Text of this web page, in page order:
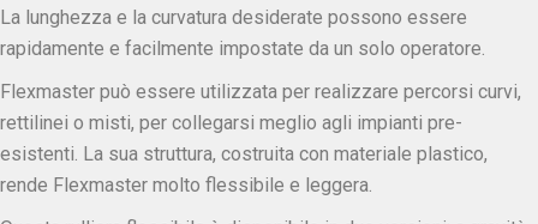
La lunghezza e la curvatura desiderate possono essere
rapidamente e facilmente impostate da un solo operatore.
Flexmaster può essere utilizzata per realizzare percorsi curvi,
rettilinei o misti, per collegarsi meglio agli impianti pre-
esistenti. La sua struttura, costruita con materiale plastico,
rende Flexmaster molto flessibile e leggera.